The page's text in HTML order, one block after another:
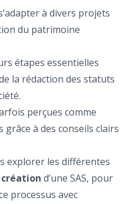
à divers projets
du patrimoine
étapes essentielles
la rédaction des statuts
perçues comme
grâce à des conseils clairs
explorer les différentes
d’une SAS, pour
processus avec